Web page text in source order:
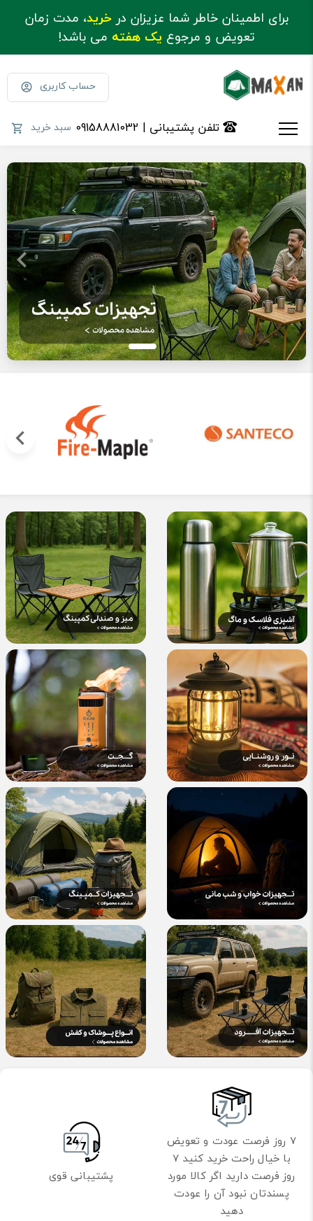
برای اطمینان خاطر شما عزیزان درخرید، مدت زمان
تعویض و مرجوع یک هفته می باشد!
حساب کاربری
سبد خرید تلفن پشتیبانی | 09158881032
7 روز فرصت عودت و تعویض
با خیال راحت خرید کنید 7
روز فرصت دارید اگر کالا مورد
پسندتان نبود آن را عودت
دهید
پشتیبانی قوی